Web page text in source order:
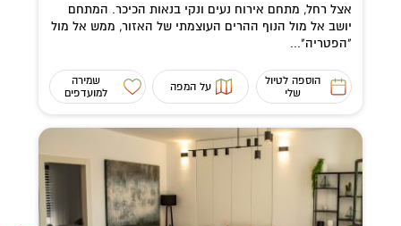
אצל רחל, מתחם אירוח נעים ונקי בנאות הכיכר. המתחם
יושב אל מול הנוף ההרים העוצמתי של האזור, ממש אל מול
"הפטריה"...
הוספה לטיול
שלי
על המפה
שמירה
למועדפים